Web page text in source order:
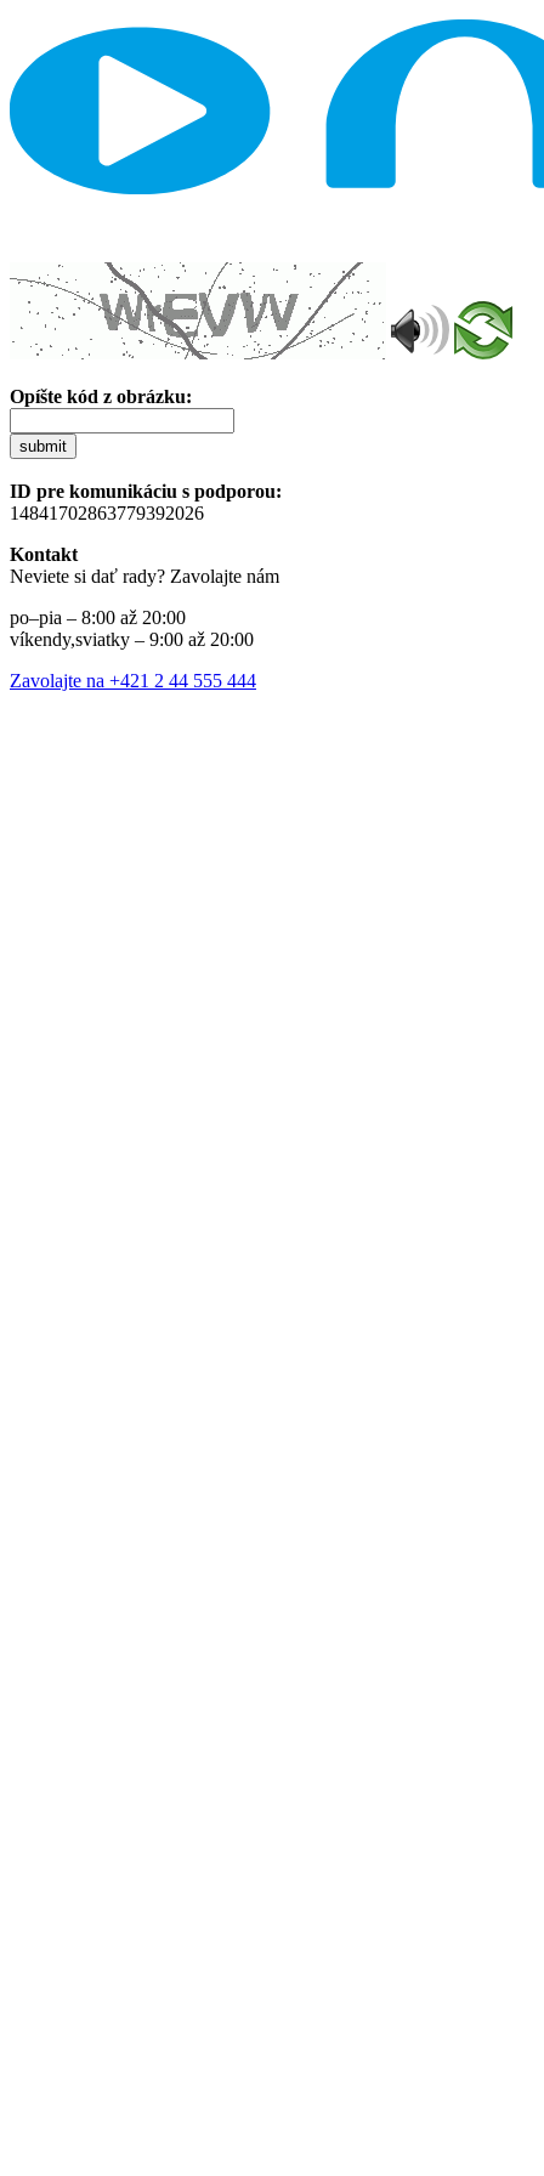
Opíšte kód z obrázku:
submit
ID pre komunikáciu s podporou:
14841702863779392026
Kontakt
Neviete si dať rady? Zavolajte nám
po–pia – 8:00 až 20:00
víkendy,sviatky – 9:00 až 20:00
Zavolajte na +421 2 44 555 444